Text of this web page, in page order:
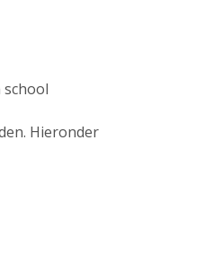
Hieronder